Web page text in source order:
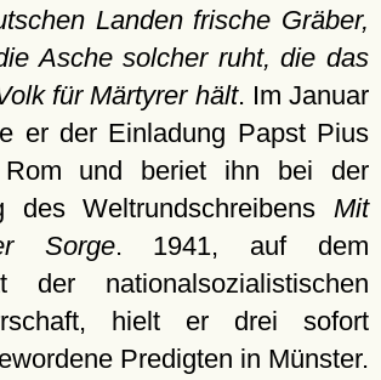
Landen frische Gräber,
Asche solcher ruht, die das
für Märtyrer hält. Im Januar
er der Einladung Papst Pius
und beriet ihn bei der
des Weltrundschreibens Mit
Sorge. 1941, auf dem
der nationalsozialistischen
hielt er drei sofort
Predigten in Münster.